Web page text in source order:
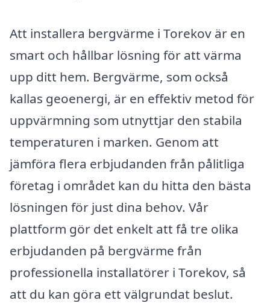
Att installera bergvärme i Torekov är en
smart och hållbar lösning för att värma
upp ditt hem. Bergvärme, som också
kallas geoenergi, är en effektiv metod för
uppvärmning som utnyttjar den stabila
temperaturen i marken. Genom att
jämföra flera erbjudanden från pålitliga
företag i området kan du hitta den bästa
lösningen för just dina behov. Vår
plattform gör det enkelt att få tre olika
erbjudanden på bergvärme från
professionella installatörer i Torekov, så
att du kan göra ett välgrundat beslut.